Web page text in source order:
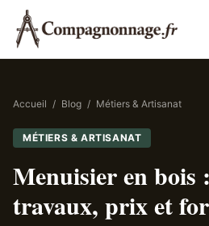
Accueil / Blog / Métiers & Artisanat
MÉTIERS & ARTISANAT
Menuisier en bois
travaux, prix et